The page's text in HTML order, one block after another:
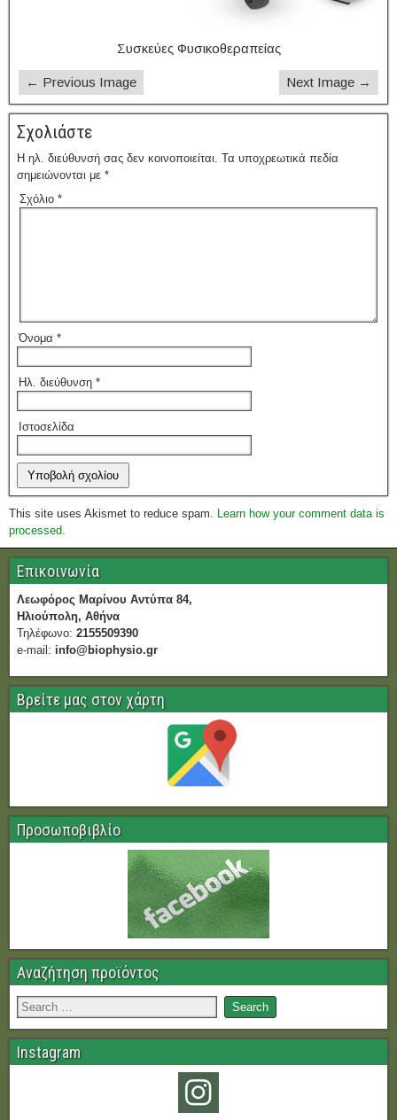
Συσκεύες Φυσικοθεραπείας
← Previous Image Next Image →
Σχολιάστε
Η ηλ. διεύθυνσή σας δεν κοινοποιείται. Τα υποχρεωτικά πεδία
σημειώνονται με *
Σχόλιο *
Όνομα *
Ηλ. διεύθυνση *
Ιστοσελίδα
This site uses Akismet to reduce spam. Learn how your comment data is
processed.
Επικοινωνία
Λεωφόρος Μαρίνου Αντύπα 84,
Ηλιούπολη, Αθήνα
Τηλέφωνο: 2155509390
e-mail: info@biophysio.gr
Βρείτε μας στον χάρτη
Προσωποβιβλίο
Αναζήτηση προϊόντος
Instagram